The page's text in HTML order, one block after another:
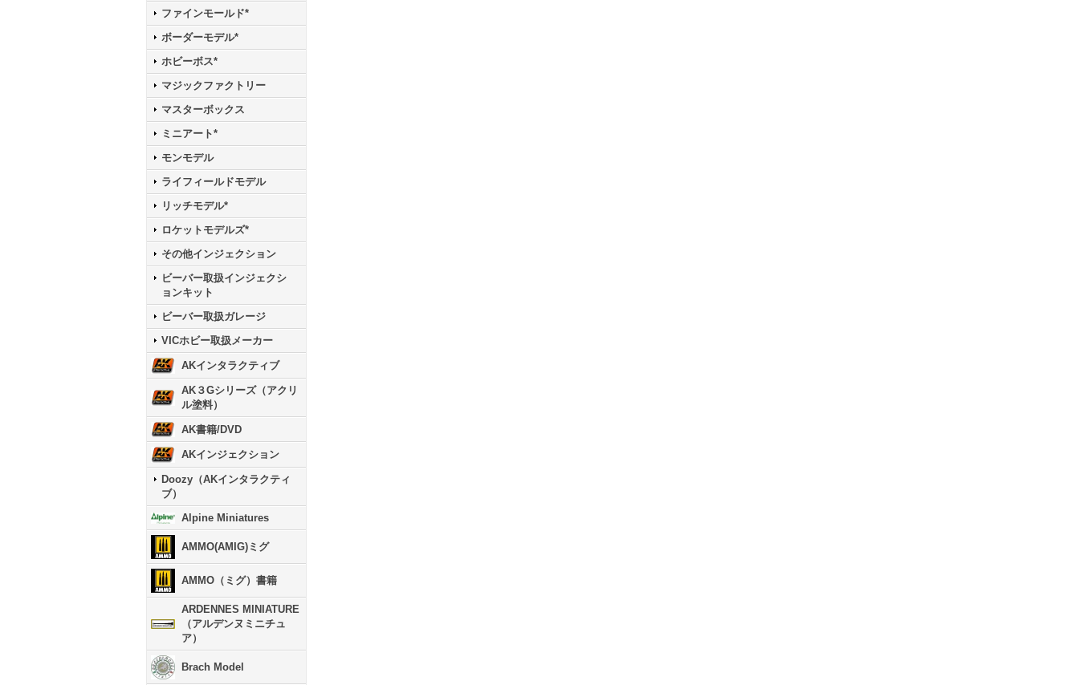
ファインモールド*
ボーダーモデル*
ホビーボス*
マジックファクトリー
マスターボックス
ミニアート*
モンモデル
ライフィールドモデル
リッチモデル*
ロケットモデルズ*
その他インジェクション
ビーバー取扱インジェクシ
ョンキット
ビーバー取扱ガレージ
VICホビー取扱メーカー
AKインタラクティブ
AK３Gシリーズ（アクリ
ル塗料）
AK書籍/DVD
AKインジェクション
Doozy（AKインタラクティ
ブ）
Alpine Miniatures
AMMO(AMIG)ミグ
AMMO（ミグ）書籍
ARDENNES MINIATURE
（アルデンヌミニチュ
ア）
Brach Model